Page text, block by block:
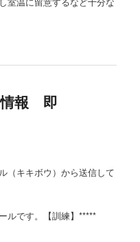
情報 即
（キキボウ）から送信して
ルです。【訓練】*****